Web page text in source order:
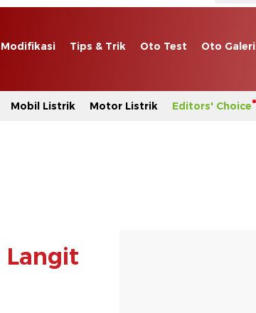
Modifikasi Tips & Trik Oto Test Oto Galeri
Mobil Listrik Motor Listrik Editors' Choice
Langit